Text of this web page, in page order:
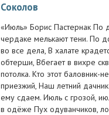
Соколов
«Июль» Борис Пастернак По
чердаке мелькают тени. По
во все дела, В халате
обтерши, Вбегает в вихре
потолка. Кто этот
приезжий, Наш летний
ему сдаем. Июль с грозой,
в одёже Пух одуванчиков,